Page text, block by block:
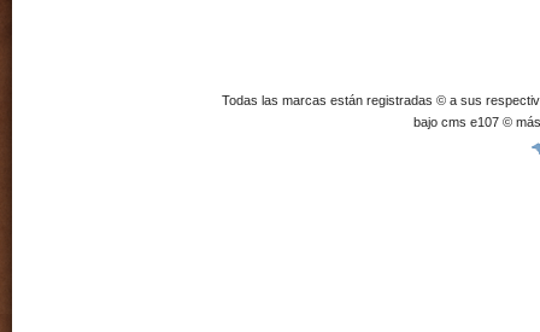
Todas las marcas están registradas © a sus
bajo cms e107 ©